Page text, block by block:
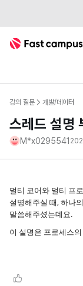
Fast Campus
강의 질문 개발/데이터
스레드 설명
M*x0295541
멀티 코어와 멀티 프
설명해주실 때, 하나
말씀해주셨는데요.
이 설명은 프로세스